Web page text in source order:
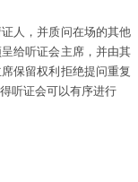
人，并质问在场的其他
给听证会主席，并由其
保留权利拒绝提问重复
听证会可以有序进行